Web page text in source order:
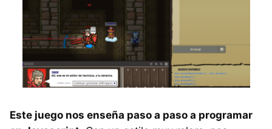
Este juego nos enseña paso a paso a programar